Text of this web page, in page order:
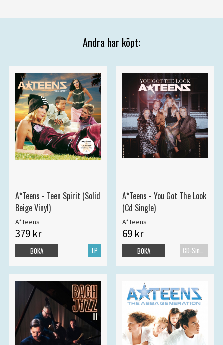
Andra har köpt:
A*Teens - Teen Spirit (Solid
Beige Vinyl)
A*Teens
379 kr
LP
BOKA
A*Teens - You Got The Look
(Cd Single)
A*Teens
69 kr
BOKA